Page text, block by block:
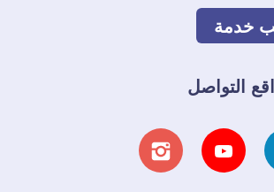
خدمة
التواصل
تابعنا تابعنا تابعنا